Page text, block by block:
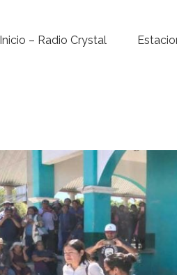
Inicio – Radio Crystal
Para ti
Contacto